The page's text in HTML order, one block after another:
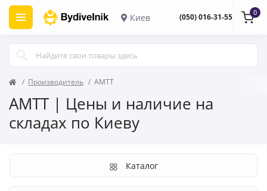
Киев (050) 016-31-55 0
Производитель AMTT
AMTT | Цены и наличие на
складах по Киеву
Каталог